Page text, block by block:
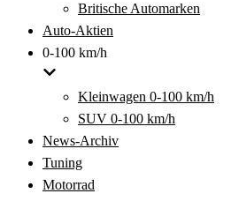
Britische Automarken
Auto-Aktien
0-100 km/h
Kleinwagen 0-100 km/h
SUV 0-100 km/h
News-Archiv
Tuning
Motorrad